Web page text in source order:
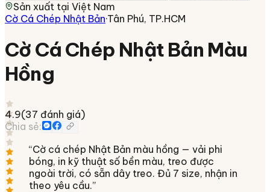
Sản xuất tại Việt Nam
Cờ Cá Chép Nhật Bản·Tân Phú, TP.HCM
Cờ Cá Chép Nhật Bản Màu
Hồng
4.9(37 đánh giá)
Chia sẻ:
“Cờ cá chép Nhật Bản màu hồng — vải phi
bóng, in kỹ thuật số bền màu, treo được
ngoài trời, có sẵn dây treo. Đủ 7 size, nhận in
theo yêu cầu.”